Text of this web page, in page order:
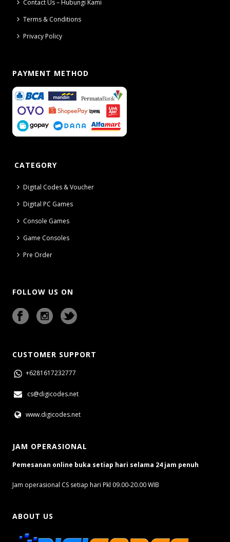
Contact Us – Hubungi Kami
Terms & Conditions
Privacy Policy
PAYMENT METHOD
CATEGORY
Digital Codes & Voucher
Digital PC Games
Console Games
Game Consoles
Pre Order
FOLLOW US ON
CUSTOMER SUPPORT
+6281617232777
cs@digicodes.net
www.digicodes.net
JAM OPERASIONAL
Pemesanan online buka setiap hari selama 24 jam penuh
Jam operasional CS setiap hari Pkl 09.00-20.00 WIB
ABOUT US